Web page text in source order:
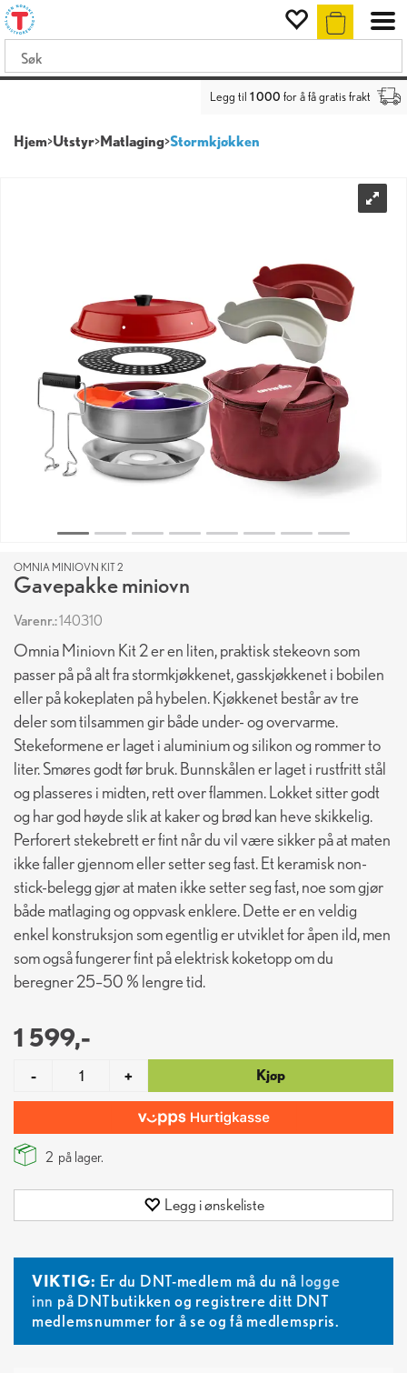
Legg til 1 000 for å få gratis frakt
Hjem>Utstyr>Matlaging>Stormkjøkken
OMNIA MINIOVN KIT 2
Gavepakke miniovn
Varenr.:140310
Omnia Miniovn Kit 2 er en liten, praktisk stekeovn som
passer på på alt fra stormkjøkkenet, gasskjøkkenet i bobilen
eller på kokeplaten på hybelen. Kjøkkenet består av tre
deler som tilsammen gir både under- og overvarme.
Stekeformene er laget i aluminium og silikon og rommer to
liter. Smøres godt før bruk. Bunnskålen er laget i rustfritt stål
og plasseres i midten, rett over flammen. Lokket sitter godt
og har god høyde slik at kaker og brød kan heve skikkelig.
Perforert stekebrett er fint når du vil være sikker på at maten
ikke faller gjennom eller setter seg fast. Et keramisk non-
stick-belegg gjør at maten ikke setter seg fast, noe som gjør
både matlaging og oppvask enklere. Dette er en veldig
enkel konstruksjon som egentlig er utviklet for åpen ild, men
som også fungerer fint på elektrisk koketopp om du
beregner 25–50 % lengre tid.
1 599,-
- + Kjøp
2 på lager.
Legg i ønskeliste
VIKTIG: Er du DNT-medlem må du nå logge
inn på DNTbutikken og registrere ditt DNT
medlemsnummer for å se og få medlemspris.